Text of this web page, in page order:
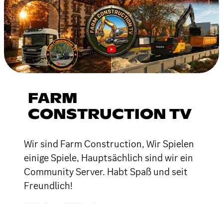
FARM
CONSTRUCTION TV
Wir sind Farm Construction, Wir Spielen
einige Spiele, Hauptsächlich sind wir ein
Community Server. Habt Spaß und seit
Freundlich!